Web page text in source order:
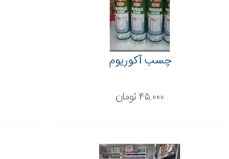
چسب آکوریوم
۴۵,۰۰۰ تومان